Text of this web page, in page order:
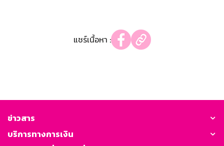
แชร์เนื้อหา :
ข่าวสาร
บริการทางการเงิน